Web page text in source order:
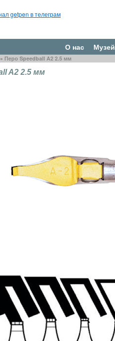
getpen в телеграм
О нас Музей
» Перо Speedball A2 2.5 мм
A2 2.5 мм